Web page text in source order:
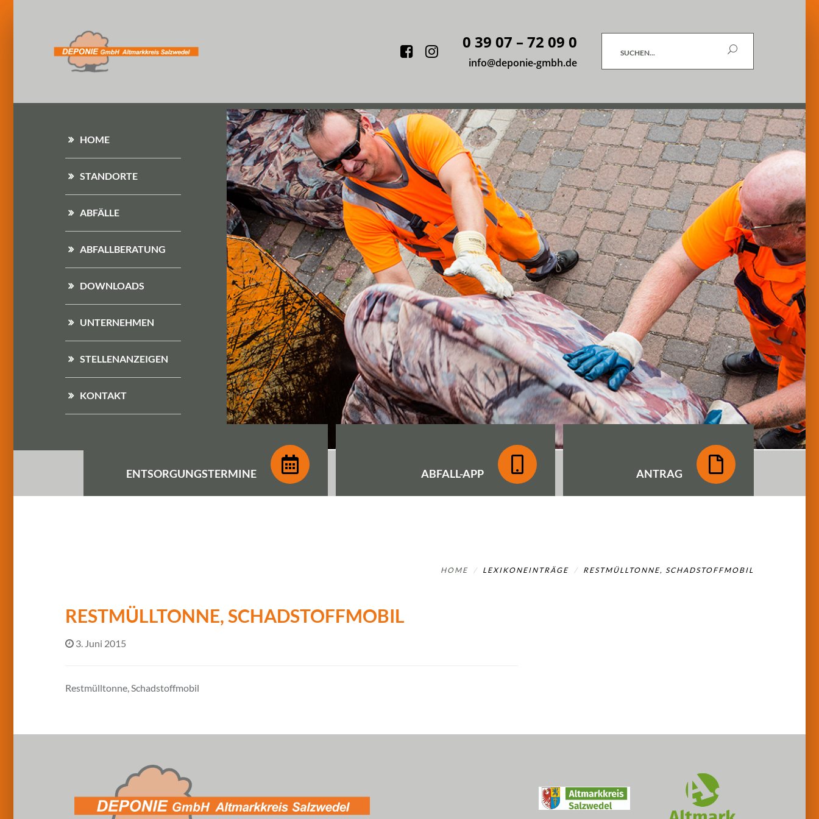
Facebook
Instagram
0 39 07 – 72 09 0
info@deponie-gmbh.de
Suchen
HOME
STANDORTE
ABFÄLLE
ABFALLBERATUNG
DOWNLOADS
UNTERNEHMEN
STELLENANZEIGEN
KONTAKT
ENTSORGUNGSTERMINE ABFALL-APP ANTRAG
HOME LEXIKONEINTRÄGE RESTMÜLLTONNE, SCHADSTOFFMOBIL
RESTMÜLLTONNE, SCHADSTOFFMOBIL
3. Juni 2015
Restmülltonne, Schadstoffmobil